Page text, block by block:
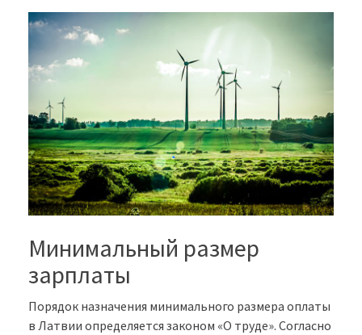
Минимальный размер
зарплаты
Порядок назначения минимального размера оплаты
в Латвии определяется законом «О труде». Согласно